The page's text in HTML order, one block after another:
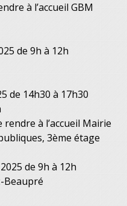
à l’accueil GBM
de 9h à 12h
de 14h30 à 17h30
rendre à l’accueil Mairie
3ème étage
de 9h à 12h
Beaupré